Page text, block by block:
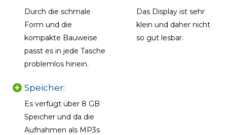
Durch die schmale
Form und die
kompakte Bauweise
passt es in jede Tasche
problemlos hinein.
Speicher:
Es verfügt über 8 GB
Speicher und da die
Aufnahmen als MP3s
Das Display ist sehr
klein und daher nicht
so gut lesbar.